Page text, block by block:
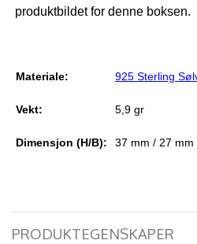
produktbildet for denne boksen.
Materiale: 925 Sterling
Vekt: 5,9 gr
Dimensjon (H/B): 37 mm / 27 mm
PRODUKTEGENSKAPER